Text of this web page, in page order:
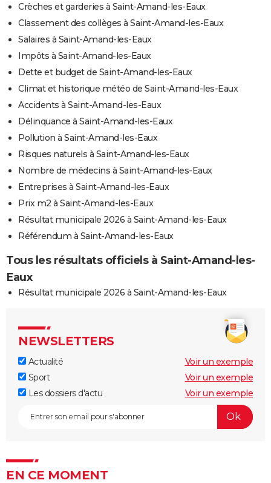
Crèches et garderies à Saint-Amand-les-Eaux
Classement des collèges à Saint-Amand-les-Eaux
Salaires à Saint-Amand-les-Eaux
Impôts à Saint-Amand-les-Eaux
Dette et budget de Saint-Amand-les-Eaux
Climat et historique météo de Saint-Amand-les-Eaux
Accidents à Saint-Amand-les-Eaux
Délinquance à Saint-Amand-les-Eaux
Pollution à Saint-Amand-les-Eaux
Risques naturels à Saint-Amand-les-Eaux
Nombre de médecins à Saint-Amand-les-Eaux
Entreprises à Saint-Amand-les-Eaux
Prix m2 à Saint-Amand-les-Eaux
Résultat municipale 2026 à Saint-Amand-les-Eaux
Référendum à Saint-Amand-les-Eaux
Tous les résultats officiels à Saint-Amand-les-
Eaux
Résultat municipale 2026 à Saint-Amand-les-Eaux
NEWSLETTERS
Actualité
Voir un exemple
Sport
Voir un exemple
Les dossiers d'actu
Voir un exemple
EN CE MOMENT